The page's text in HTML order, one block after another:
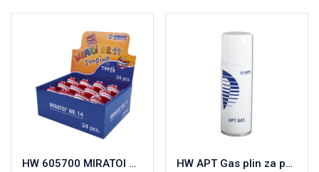
HW 605700 MIRATOI No.14 ZUBIĆI a8 HW APT Gas plin za punjenje plamenika 200ml